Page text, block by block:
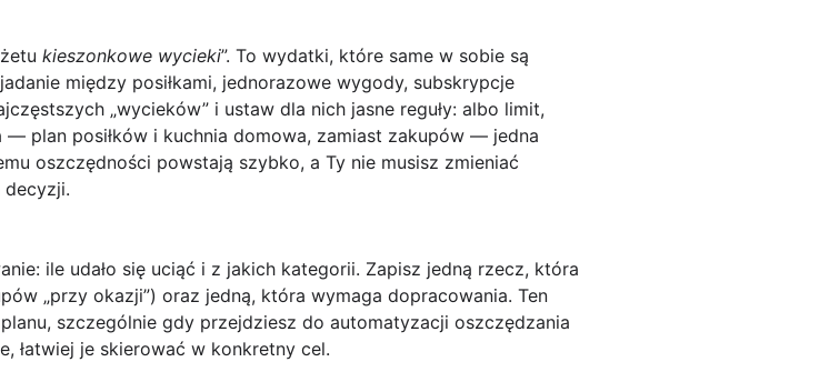
kieszonkowe wycieki”. To wydatki, które same w sobie są
między posiłkami, jednorazowe wygody, subskrypcje
„wycieków” i ustaw dla nich jasne reguły: albo limit,
— plan posiłków i kuchnia domowa, zamiast zakupów — jedna
oszczędności powstają szybko, a Ty nie musisz zmieniać
ile udało się uciąć i z jakich kategorii. Zapisz jedną rzecz, która
„przy okazji”) oraz jedną, która wymaga dopracowania. Ten
szczególnie gdy przejdziesz do automatyzacji oszczędzania
łatwiej je skierować w konkretny cel.